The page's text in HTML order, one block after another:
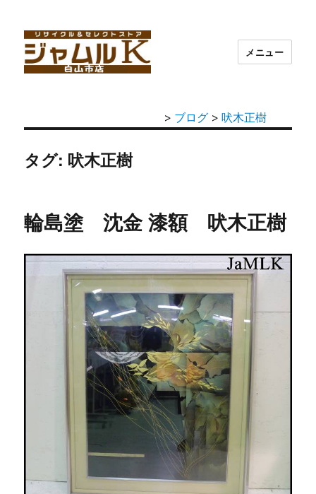
メニュー
> ブログ > 吠木正樹
タグ: 吠木正樹
輪島塗 沈金 漆額 吠木正樹